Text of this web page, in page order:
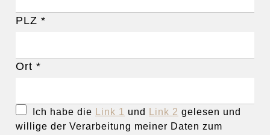
PLZ *
Ort *
Ich habe die Link 1 und Link 2 gelesen und
willige der Verarbeitung meiner Daten zum